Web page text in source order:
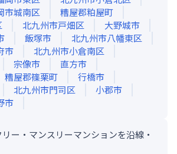
市城南区
糟屋郡粕屋町
北九州市戸畑区
大野城市
飯塚市
北九州市八幡東区
市
北九州市小倉南区
宗像市
直方市
糟屋郡篠栗町
行橋市
北九州市門司区
小郡市
市
ー・マンスリーマンションを沿線・